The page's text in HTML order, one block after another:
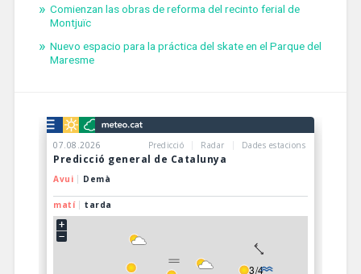
Comienzan las obras de reforma del recinto ferial de
Montjuïc
Nuevo espacio para la práctica del skate en el Parque del
Maresme